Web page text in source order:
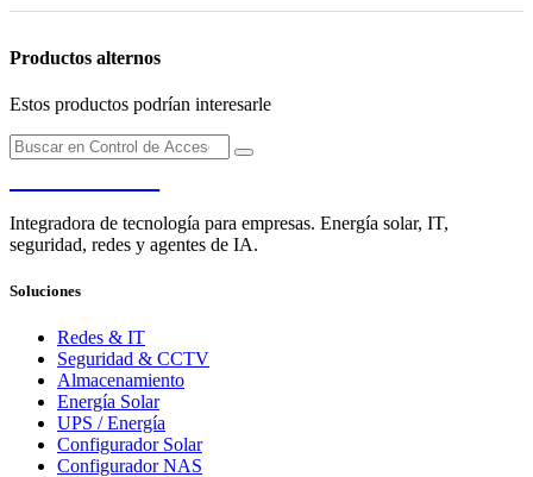
Productos alternos
Estos productos podrían interesarle
Integradora de tecnología para empresas. Energía solar, IT,
seguridad, redes y agentes de IA.
Soluciones
Redes & IT
Seguridad & CCTV
Almacenamiento
Energía Solar
UPS / Energía
Configurador Solar
Configurador NAS